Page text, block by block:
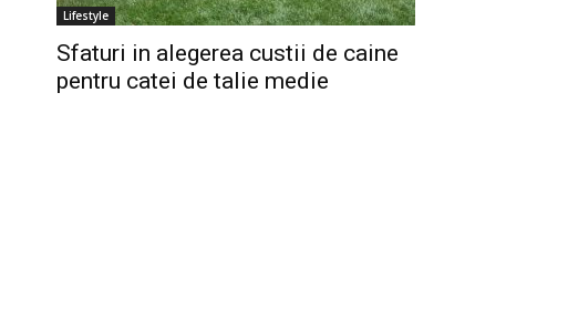
Lifestyle
Sfaturi in alegerea custii de caine
pentru catei de talie medie